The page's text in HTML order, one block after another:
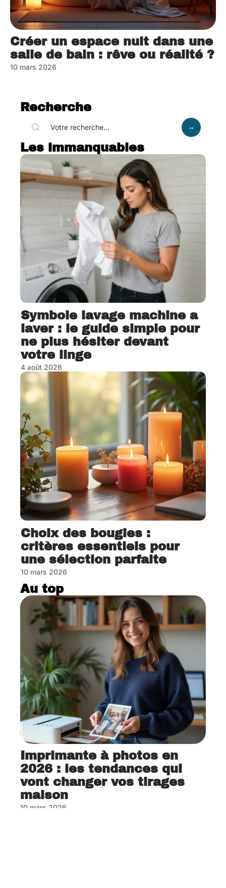
Créer un espace nuit dans une
salle de bain : rêve ou réalité ?
10 mars 2026
Recherche
Les immanquables
Symbole lavage machine a
laver : le guide simple pour
ne plus hésiter devant
votre linge
4 août 2026
Choix des bougies :
critères essentiels pour
une sélection parfaite
10 mars 2026
Au top
Imprimante à photos en
2026 : les tendances qui
vont changer vos tirages
maison
10 mars 2026